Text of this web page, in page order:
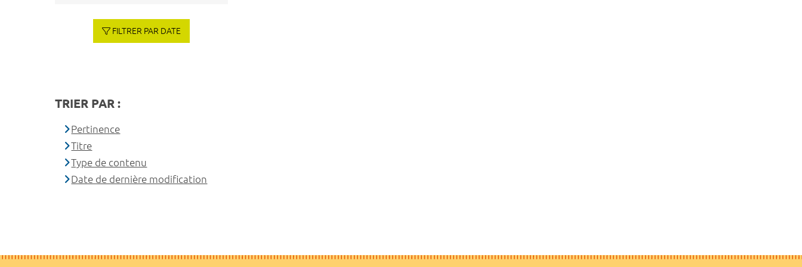
FILTRER PAR DATE
TRIER PAR :
Pertinence
Titre
Type de contenu
Date de dernière modification